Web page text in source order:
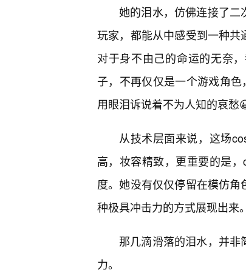
她的泪水，仿佛连接了
玩家，都能从中感受到一种共
对于身不由己的命运的无奈
子，不再仅仅是一个游戏角
用眼泪诉说着不为人知的哀愁
从技术层面来说，这场
高，妆容精致，更重要的是
度。她没有仅仅停留在模仿
种极具冲击力的方式展现出来。
那几滴滑落的泪水，并
力。